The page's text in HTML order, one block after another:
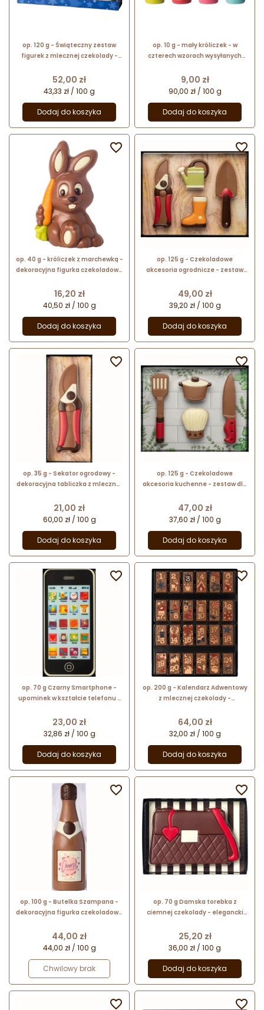
op. 120 g - Świąteczny zestaw
figurek z mlecznej czekolady -
Cena
52,00 zł
43,33 zł / 100 g
Dodaj do koszyka
op. 10 g - mały króliczek - w
czterech wzorach wysyłanych
czekoladowa - nr. kat. 10242
Cena
9,00 zł
90,00 zł / 100 g
Dodaj do koszyka
op. 40 g - króliczek z marchewką -
dekoracyjna figurka czekoladowa
Cena
16,20 zł
40,50 zł / 100 g
Dodaj do koszyka

op. 125 g - Czekoladowe
akcesoria ogrodnicze - zestaw
prezentowy w pudełku
Cena
49,00 zł
39,20 zł / 100 g
Dodaj do koszyka

op. 35 g - Sekator ogrodowy -
dekoracyjna tabliczka z mlecznej
Cena
21,00 zł
60,00 zł / 100 g
Dodaj do koszyka

op. 125 g - Czekoladowe
akcesoria kuchenne - zestaw dla
pudełku
Cena
47,00 zł
37,60 zł / 100 g
Dodaj do koszyka

op. 70 g Czarny Smartphone -
upominek w kształcie telefonu z
Cena
23,00 zł
32,86 zł / 100 g
Dodaj do koszyka

op. 200 g - Kalendarz Adwentowy
z mlecznej czekolady -
dekoracyjnym pudełku
Cena
64,00 zł
32,00 zł / 100 g
Dodaj do koszyka

op. 100 g - Butelka Szampana -
dekoracyjna figurka czekoladowa
Cena
44,00 zł
44,00 zł / 100 g
Chwilowy brak

op. 70 g Damska torebka z
ciemnej czekolady - elegancki
kobiet
Cena
25,20 zł
36,00 zł / 100 g
Dodaj do koszyka

 